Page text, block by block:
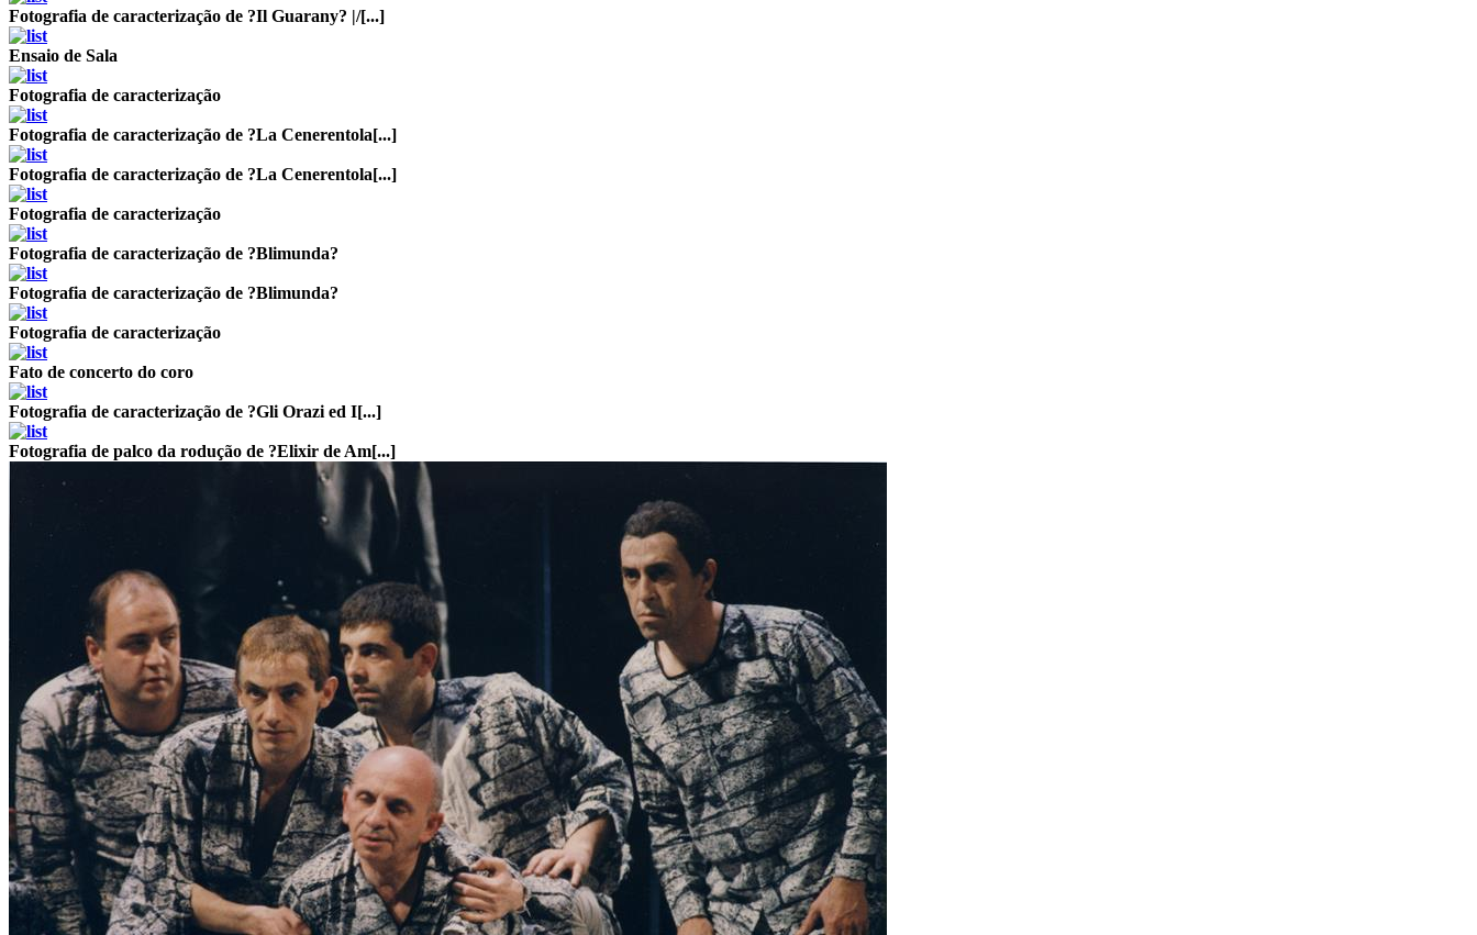
Fotografia de caracterização de ?Il Guarany? |/[...]
Ensaio de Sala
Fotografia de caracterização
Fotografia de caracterização de ?La Cenerentola[...]
Fotografia de caracterização de ?La Cenerentola[...]
Fotografia de caracterização
Fotografia de caracterização de ?Blimunda?
Fotografia de caracterização de ?Blimunda?
Fotografia de caracterização
Fato de concerto do coro
Fotografia de caracterização de ?Gli Orazi ed I[...]
Fotografia de palco da rodução de ?Elixir de Am[...]